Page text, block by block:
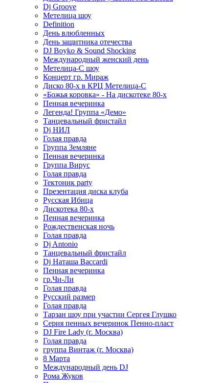
Dj Groove
Метелица шоу
Definition
День влюбленных
День защитника отечества
DJ Boyko & Sound Shocking
Международный женский день
Метелица-С шоу
Концерт гр. Мираж
Диско 80-х в КРЦ Метелица-С
«Божья коровка» - На дискотеке 80-х
Пенная вечеринка
Легенда! Группа «Демо»
Танцевальный фристайл
Dj НИЛ
Голая правда
Группа Земляне
Пенная вечеринка
Группа Вирус
Голая правда
Тектоник party
Презентация диска клуба
Русская Ибица
Дискотека 80-х
Пенная вечеринка
Рождественская ночь
Голая правда
Dj Antonio
Танцевальный фристайл
Dj Наташа Baccardi
Пенная вечеринка
гр.Чи-Ли
Голая правда
Русский размер
Голая правда
Тарзан шоу при участии Сергея Глушко
Серия пенных вечеринок Пенно-пласт
DJ Fire Lady (г. Москва)
Голая правда
группа Винтаж (г. Москва)
8 Марта
Международный день DJ
Рома Жуков